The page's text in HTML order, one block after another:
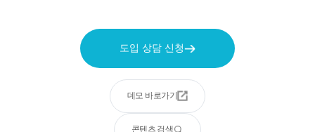
도입 상담 신청
데모 바로가기
콘텐츠 검색